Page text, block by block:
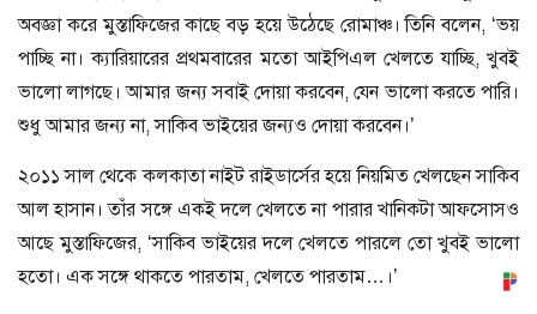
অবজ্ঞা করে মুস্তাফিজের কাছে বড় হয়ে উঠেছে রোমাঞ্চ। তিনি বলেন, ‘ভয়
পাচ্ছি না। ক্যারিয়ারের প্রথমবারের মতো আইপিএল খেলতে যাচ্ছি, খুবই
ভালো লাগছে। আমার জন্য সবাই দোয়া করবেন, যেন ভালো করতে পারি।
শুধু আমার জন্য না, সাকিব ভাইয়ের জন্যও দোয়া করবেন।’
২০১১ সাল থেকে কলকাতা নাইট রাইডার্সের হয়ে নিয়মিত খেলছেন সাকিব
আল হাসান। তাঁর সঙ্গে একই দলে খেলতে না পারার খানিকটা আফসোসও
আছে মুস্তাফিজের, ‘সাকিব ভাইয়ের দলে খেলতে পারলে তো খুবই ভালো
হতো। এক সঙ্গে থাকতে পারতাম, খেলতে পারতাম…।’